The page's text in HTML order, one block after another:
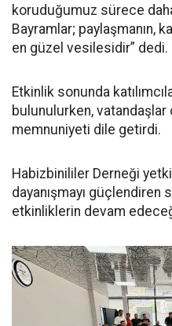
koruduğumuz sürece
Bayramlar; paylaşmanın,
en güzel vesilesidir” dedi.
Etkinlik sonunda
bulunulurken, vatandaşlar
memnuniyeti dile getirdi.
Habizbinililer Derneği
dayanışmayı güçlendiren
etkinliklerin devam